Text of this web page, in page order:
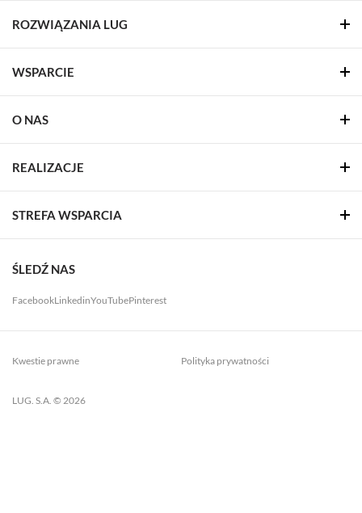
ROZWIĄZANIA LUG
WSPARCIE
O NAS
REALIZACJE
STREFA WSPARCIA
ŚLEDŹ NAS
FacebookLinkedinYouTubePinterest
LUG. S.A. © 2026
Kwestie prawne Polityka prywatności